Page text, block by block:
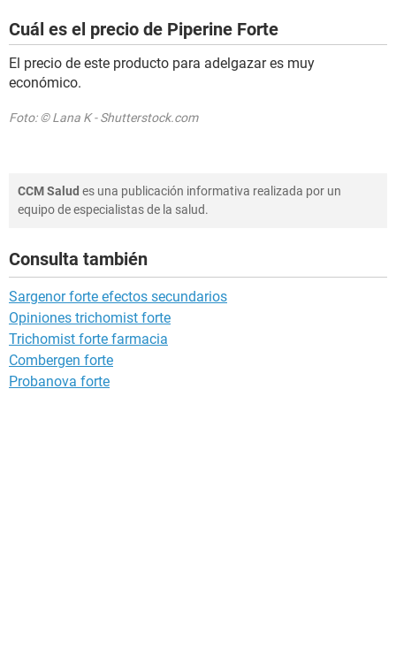
Cuál es el precio de Piperine Forte
El precio de este producto para adelgazar es muy
económico.
Foto: © Lana K - Shutterstock.com
CCM Salud es una publicación informativa realizada por un
equipo de especialistas de la salud.
Consulta también
Sargenor forte efectos secundarios
Opiniones trichomist forte
Trichomist forte farmacia
Combergen forte
Probanova forte